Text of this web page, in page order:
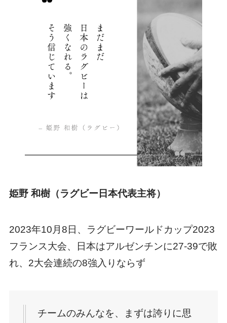
姫野 和樹（ラグビー日本代表主将）
2023年10月8日、ラグビーワールドカップ2023
フランス大会、日本はアルゼンチンに27-39で敗
れ、2大会連続の8強入りならず
チームのみんなを、まずは誇りに思